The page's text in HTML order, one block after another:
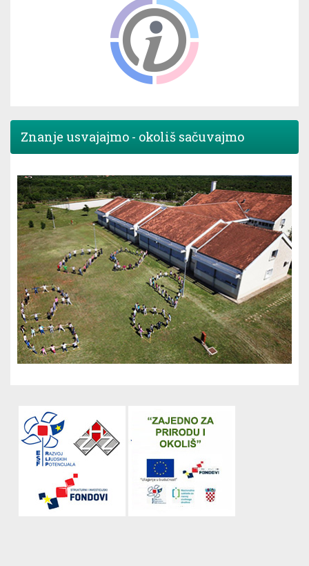
Znanje usvajajmo - okoliš sačuvajmo